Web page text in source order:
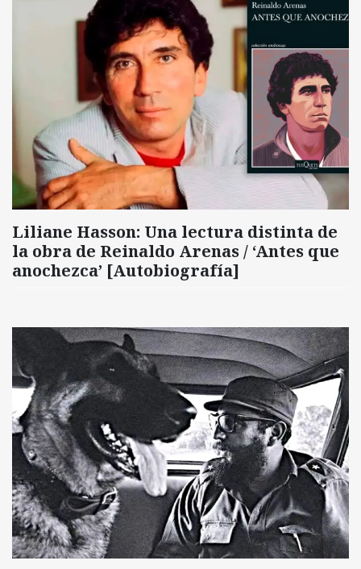
Liliane Hasson: Una lectura distinta de
la obra de Reinaldo Arenas / ‘Antes que
anochezca’ [Autobiografía]